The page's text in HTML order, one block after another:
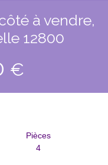
à vendre,
12800
€
Pièces
4